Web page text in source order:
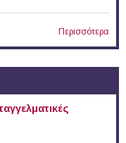
Περισσότερα